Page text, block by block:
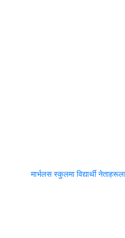
मार्भलस स्कुलमा विद्यार्थी